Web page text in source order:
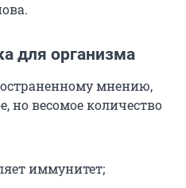
для организма
мнению,
но весомое количество
иммунитет;